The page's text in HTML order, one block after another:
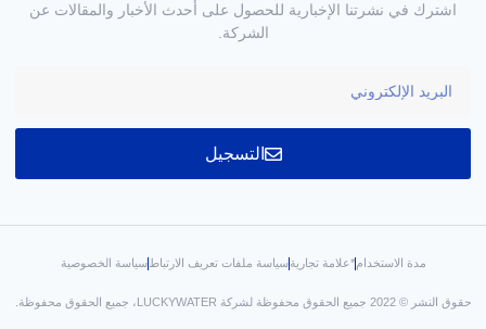
اشترك في نشرتنا الإخبارية للحصول على أحدث الأخبار والمقالات عن
الشركة.
التسجيل
مدة الاستخدام *علامة تجارية سياسة ملفات تعريف الارتباط سياسة الخصوصية
حقوق النشر © 2022 جميع الحقوق محفوظة لشركة LUCKYWATER، جميع الحقوق محفوظة.